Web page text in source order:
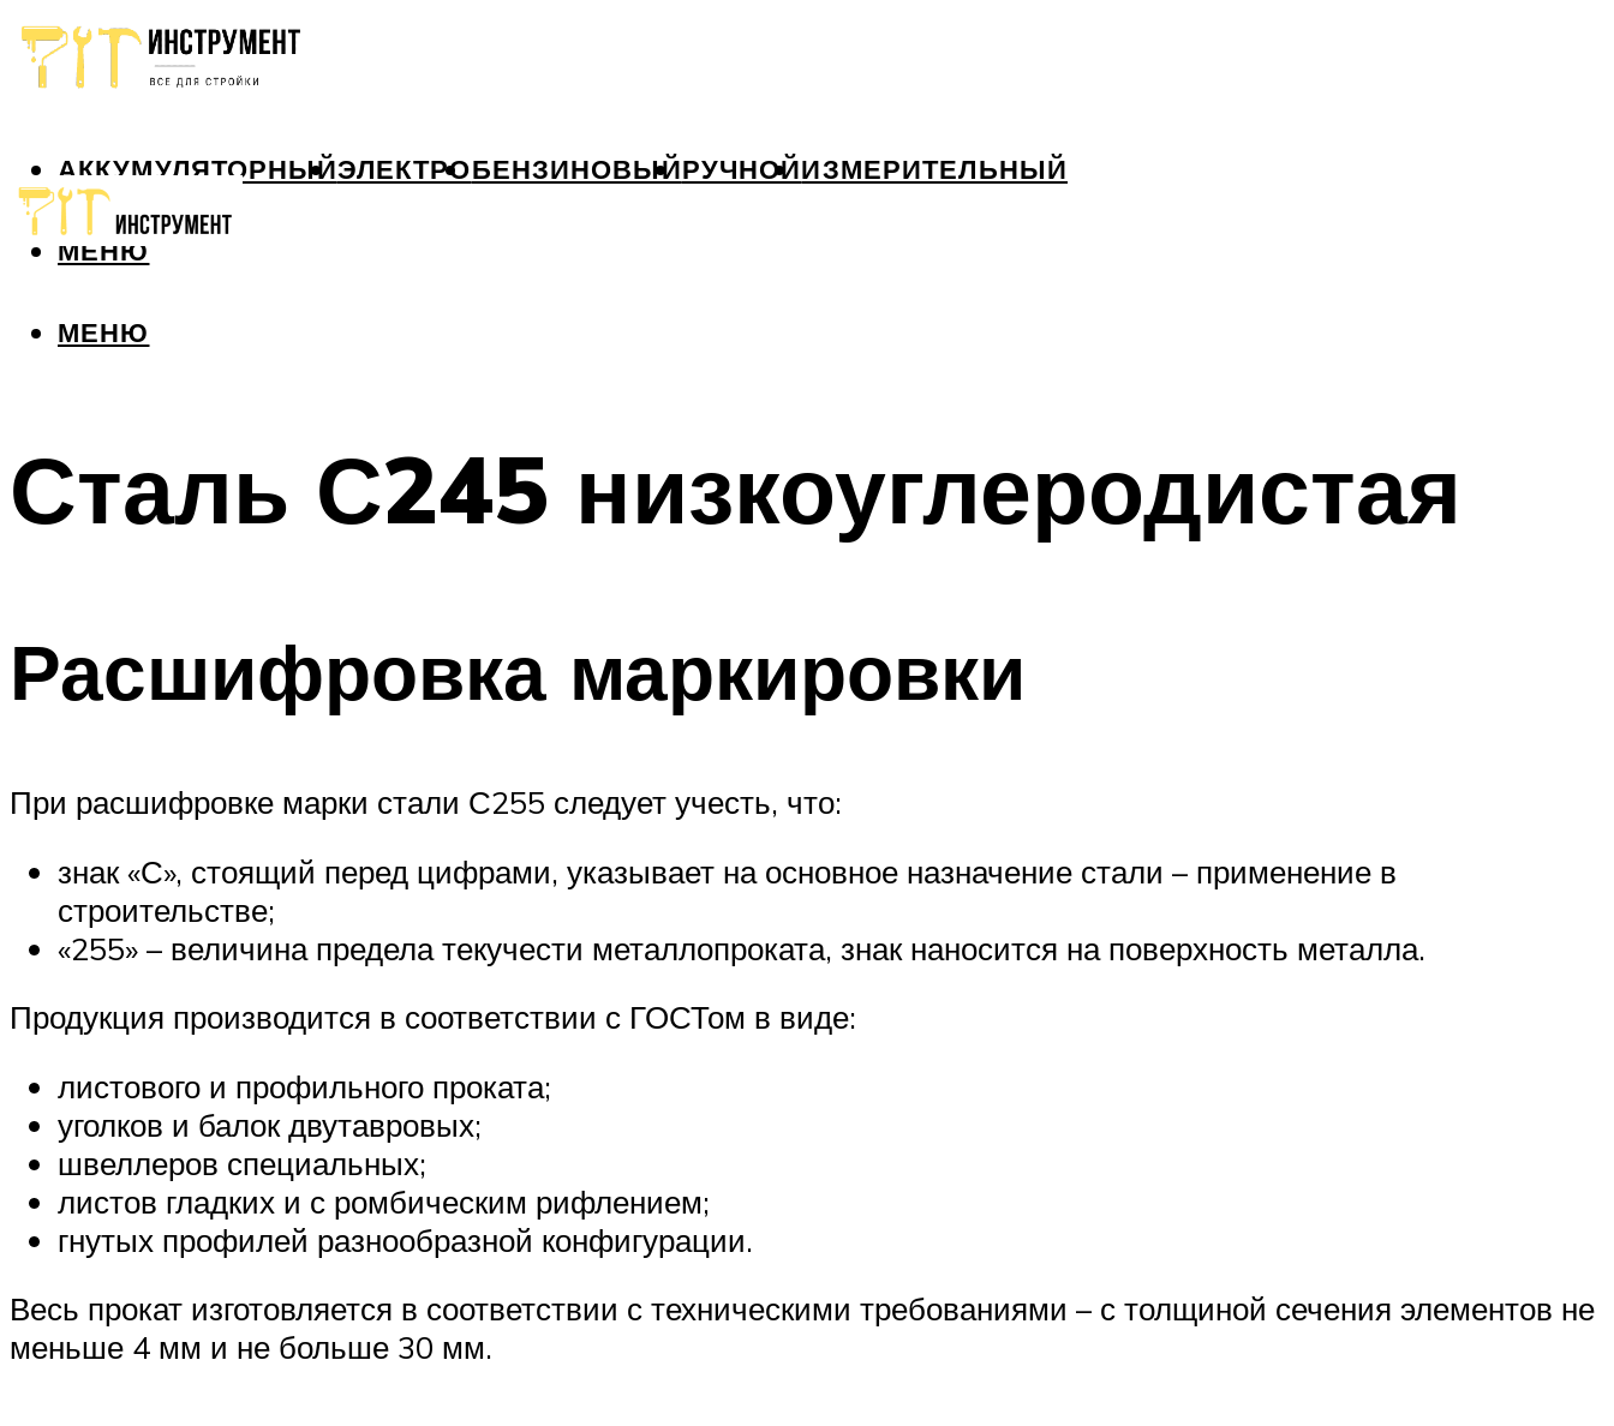
АККУМУЛЯТОРНЫЙЭЛЕКТРОБЕНЗИНОВЫЙРУЧНОЙИЗМЕРИТЕЛЬНЫЙ
МЕНЮ
МЕНЮ
Сталь С245 низкоуглеродистая
Расшифровка маркировки
При расшифровке марки стали С255 следует учесть, что:
знак «С», стоящий перед цифрами, указывает на основное назначение стали – применение в
строительстве;
«255» – величина предела текучести металлопроката, знак наносится на поверхность металла.
Продукция производится в соответствии с ГОСТом в виде:
листового и профильного проката;
уголков и балок двутавровых;
швеллеров специальных;
листов гладких и с ромбическим рифлением;
гнутых профилей разнообразной конфигурации.
Весь прокат изготовляется в соответствии с техническими требованиями – с толщиной сечения элементов не
меньше 4 мм и не больше 30 мм.